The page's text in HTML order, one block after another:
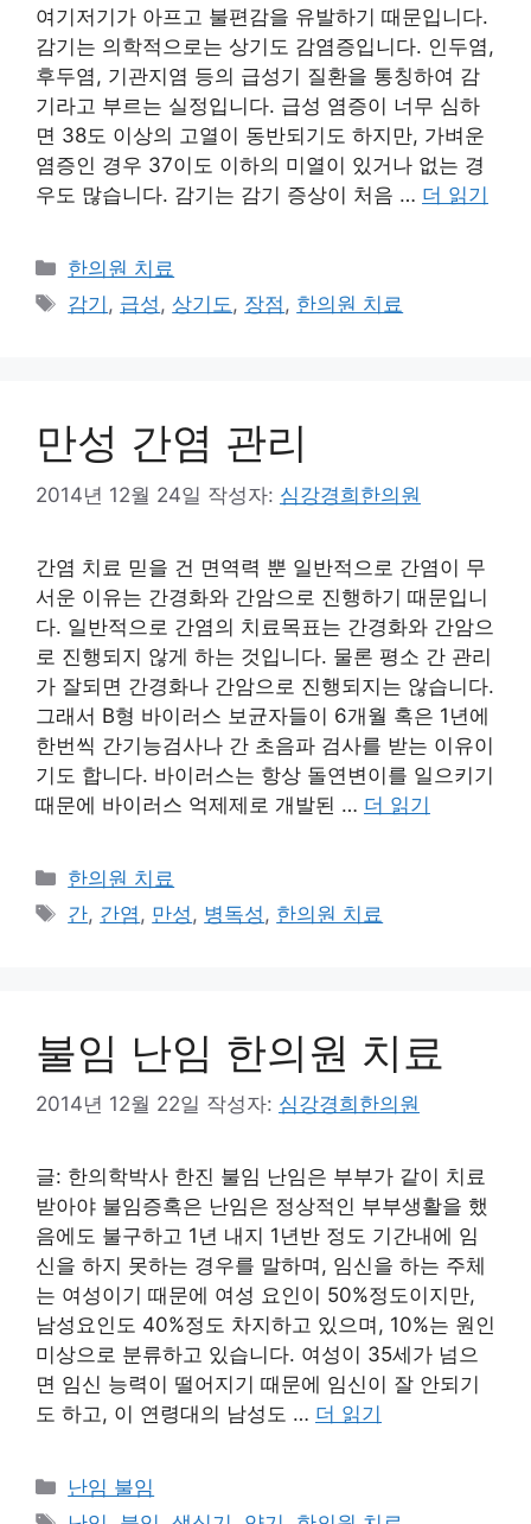
여기저기가 아프고 불편감을 유발하기 때문입니다.
감기는 의학적으로는 상기도 감염증입니다. 인두염,
후두염, 기관지염 등의 급성기 질환을 통칭하여 감
기라고 부르는 실정입니다. 급성 염증이 너무 심하
면 38도 이상의 고열이 동반되기도 하지만, 가벼운
염증인 경우 37이도 이하의 미열이 있거나 없는 경
우도 많습니다. 감기는 감기 증상이 처음 … 더 읽기
카
테
한의원 치료
태
감기 , 급성, 상기도, 장점, 한의원 치료
만성 간염 관리
2014년 12월 24일 작성자: 심강경희한의원
간염 치료 믿을 건 면역력 뿐 일반적으로 간염이 무
서운 이유는 간경화와 간암으로 진행하기 때문입니
다. 일반적으로 간염의 치료목표는 간경화와 간암으
로 진행되지 않게 하는 것입니다. 물론 평소 간 관리
가 잘되면 간경화나 간암으로 진행되지는 않습니다.
그래서 B형 바이러스 보균자들이 6개월 혹은 1년에
한번씩 간기능검사나 간 초음파 검사를 받는 이유이
기도 합니다. 바이러스는 항상 돌연변이를 일으키기
때문에 바이러스 억제제로 개발된 … 더 읽기
카
테
한의원 치료
태
간, 간염 , 만성 , 병독성 , 한의원 치료
불임 난임 한의원 치료
2014년 12월 22일 작성자: 심강경희한의원
글: 한의학박사 한진 불임 난임은 부부가 같이 치료
받아야 불임증혹은 난임은 정상적인 부부생활을 했
음에도 불구하고 1년 내지 1년반 정도 기간내에 임
신을 하지 못하는 경우를 말하며, 임신을 하는 주체
는 여성이기 때문에 여성 요인이 50%정도이지만,
남성요인도 40%정도 차지하고 있으며, 10%는 원인
미상으로 분류하고 있습니다. 여성이 35세가 넘으
면 임신 능력이 떨어지기 때문에 임신이 잘 안되기
도 하고, 이 연령대의 남성도 … 더 읽기
카
테
난임 불임
태